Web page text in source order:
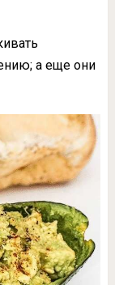
а еще они